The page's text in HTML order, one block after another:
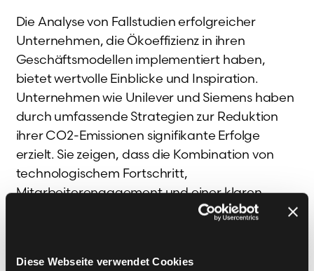
Diese Webseite verwendet Cookies
Die Analyse von Fallstudien erfolgreicher
Unternehmen, die Ökoeffizienz in ihren
Geschäftsmodellen implementiert haben,
bietet wertvolle Einblicke und Inspiration.
Unternehmen wie Unilever und Siemens haben
durch umfassende Strategien zur Reduktion
ihrer CO2-Emissionen signifikante Erfolge
erzielt. Sie zeigen, dass die Kombination von
technologischem Fortschritt,
Mitarbeiterengagement und einer klaren
visionären Ausrichtung grundlegende
Unternehmen helfen, deren Ansätze zu